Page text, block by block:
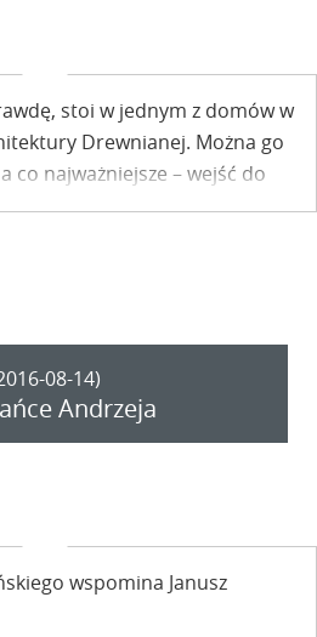
stoi w jednym z domów w
Drewnianej. Można go
co najważniejsze – wejść do
zgromadzonymi w niej
08-14)
Andrzeja
wspomina Janusz